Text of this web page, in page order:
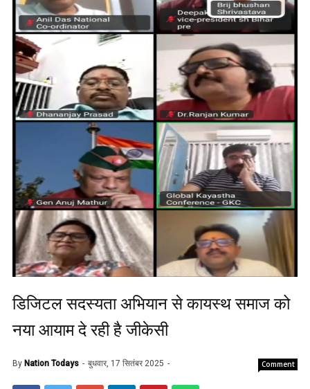
डिजिटल सदस्यता अभियान से कायस्थ समाज को
नया आयाम दे रही है जीकेसी
By Nation Todays बुधवार, 17 सितंबर 2025 Comment